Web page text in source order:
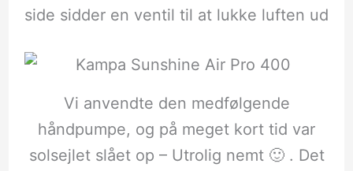
side sidder en ventil til at lukke luften ud
Vi anvendte den medfølgende
håndpumpe, og på meget kort tid var
solsejlet slået op – Utrolig nemt 🙂 . Det